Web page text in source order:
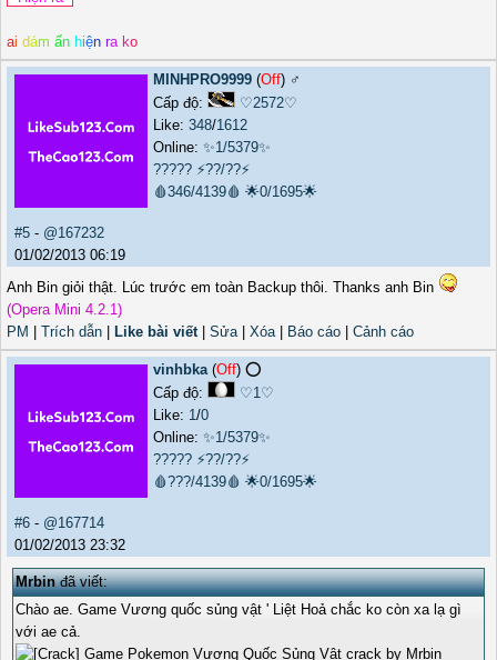
ai dám ấn hiện ra ko
MINHPRO9999 (Off) ♂️
Cấp độ:
♡2572♡
Like: 348/1612
Online: ✨1/5379✨
????? ⚡??/??⚡
🩸346/4139🩸 🌟0/1695🌟
#5 - @167232
01/02/2013 06:19
Anh Bin giỏi thật. Lúc trước em toàn Backup thôi. Thanks anh Bin
(Opera Mini 4.2.1)
PM
Trích dẫn Like bài viết| Sửa| Xóa| Báo cáo Cảnh cáo
vinhbka(Off) ⭕️
Cấp độ:
♡1♡
Like: 1/0
Online: ✨1/5379✨
????? ⚡??/??⚡
🩸???/4139🩸 🌟0/1695🌟
#6 - @167714
01/02/2013 23:32
Mrbinđã viết:
Chào ae. Game Vương quốc sủng vật ' Liệt Hoả chắc ko còn xa lạ gì
với ae cả.